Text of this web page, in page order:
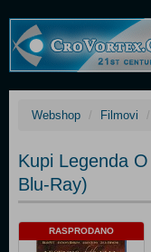
Webshop Filmovi
Kupi Legenda
Blu-Ray)
RASPRODANO